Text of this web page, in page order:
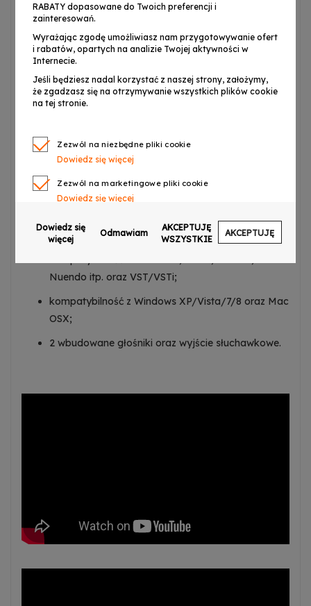
129 instrumentów, 128 rytmów, 30 utworów
hot plug – instrument nie wymaga dodatkowych
cyfrowy wyświetlacz, główny klawisz regulacji
głośności, klawisz sterowania tempem;
nagrywania, dwugłosu, podziału klawiatury,
funkcja Bluetooth MIDI;
możliwość nagrywania, zapisywania i edytowania
za pomocą oprogramowania;
Nuendo itp. oraz VST/VSTi;
kompatybilność z Windows XP/Vista/7/8 oraz Mac
OSX;
2 wbudowane głośniki oraz wyjście słuchawkowe.
RABATY dopasowane do Twoich preferencji i
zainteresowań.
Wyrażając zgodę umożliwiasz nam przygotowywanie ofert
i rabatów, opartych na analizie Twojej aktywności w
Internecie.
Jeśli będziesz nadal korzystać z naszej strony, założymy,
że zgadzasz się na otrzymywanie wszystkich plików cookie
na tej stronie.
Zezwól na niezbędne pliki cookie
Dowiedz się więcej
Zezwól na marketingowe pliki cookie
Dowiedz się więcej
Zezwól na pliki cookie dotyczące preferencji
Dowiedz się więcej
Dowiedz się więcej
Zezwalaj na wysyłanie danych użytkownika do
Google w celach reklamowych
Dowiedz się więcej
Zezwalaj na reklamy spersonalizowane
Dowiedz się
więcej
Odmawiam
AKCEPTUJĘ
WSZYSTKIE
AKCEPTUJĘ